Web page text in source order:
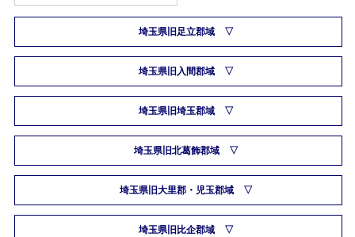
埼玉県旧足立郡域
埼玉県旧入間郡域
埼玉県旧埼玉郡域
埼玉県旧北葛飾郡域
埼玉県旧大里郡・児玉郡域
埼玉県旧比企郡域